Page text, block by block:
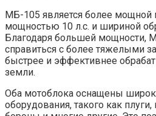
МБ-105 является более
мощностью 10 л.с. и шириной
Благодаря большей мощности,
справиться с более тяжелыми
быстрее и эффективнее
земли.
Оба мотоблока оснащены
оборудования, такого как